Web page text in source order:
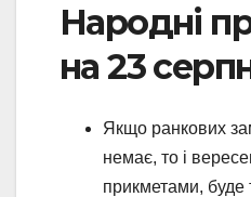
Народні
на 23
Якщо ранкових
немає, то і
прикметами, буде